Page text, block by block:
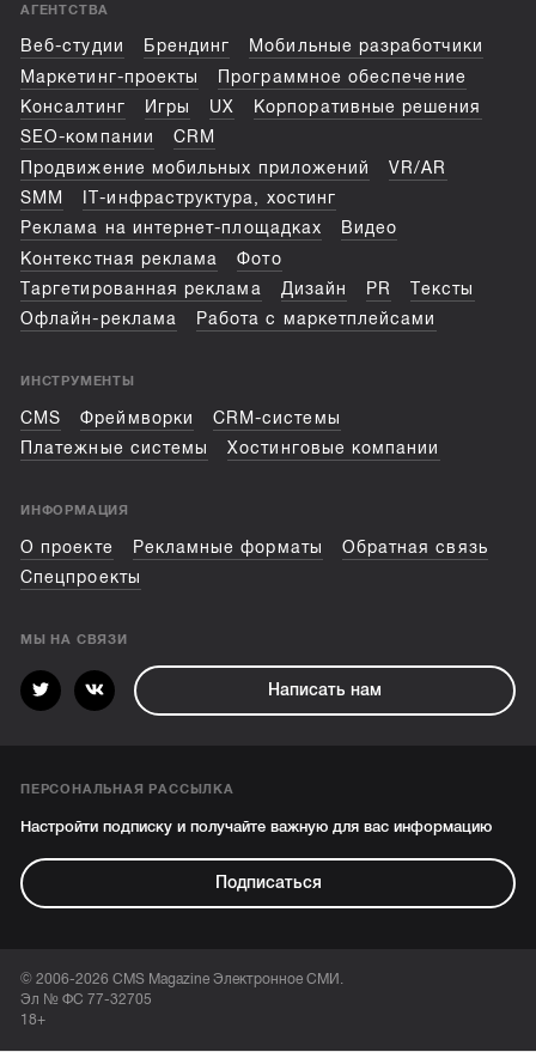
АГЕНТСТВА
Веб-студии Брендинг
Мобильные разработчики
Маркетинг-проекты
Программное обеспечение
Консалтинг
Игры UX
Корпоративные решения
SEO-компании
CRM
Продвижение мобильных приложений
VR/AR
SMM
IT-инфраструктура, хостинг
Реклама на интернет-площадках
Видео
Контекстная реклама
Фото
Таргетированная реклама
Дизайн PR
Тексты
Офлайн-реклама
Работа с маркетплейсами
ИНСТРУМЕНТЫ
CMS Фреймворки
CRM-системы
Платежные системы
Хостинговые компании
ИНФОРМАЦИЯ
О проекте Рекламные форматы
Обратная связь
Спецпроекты
МЫ НА СВЯЗИ
Написать нам
ПЕРСОНАЛЬНАЯ РАССЫЛКА
Настройти подписку и получайте важную для вас информацию
Подписаться
© 2006-2026 CMS Magazine Электронное СМИ.
Эл № ФС 77-32705
18+